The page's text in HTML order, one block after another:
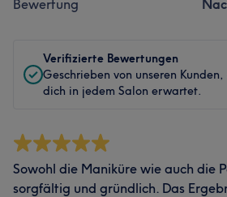
Bewertung
Verifizierte Bewertungen
Geschrieben von unseren
dich in jedem Salon erwartet.
Sowohl die Maniküre wie auch die
sorgfältig und gründlich. Das